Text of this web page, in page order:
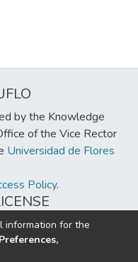
by the Knowledge
of the Vice Rector
Universidad de Flores
Policy.
BY-NC-ND 4.0
information for the